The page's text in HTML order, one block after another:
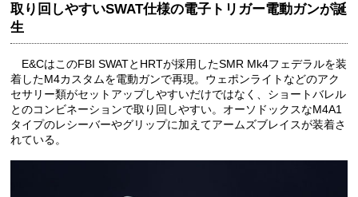
取り回しやすいSWAT仕様の電子トリガー電動ガンが誕
生
E&CはこのFBI SWATとHRTが採用したSMR Mk4フェデラルを装
着したM4カスタムを電動ガンで再現。ウェポンライトなどのアク
セサリー類がセットアップしやすいだけではなく、ショートバレル
とのコンビネーションで取り回しやすい。オーソドックスなM4A1
タイプのレシーバーやグリップに加えてアームズブレイスが装着さ
れている。